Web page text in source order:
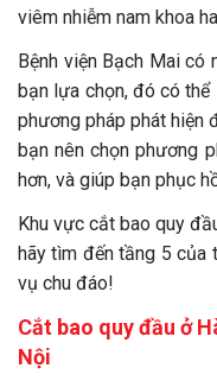
viêm nhiễm nam khoa
Bệnh viện Bạch Mai có
bạn lựa chọn, đó có
phương pháp phát hiện
bạn nên chọn phương
hơn, và giúp bạn phục
Khu vực cắt bao quy
hãy tìm đến tầng 5 của
vụ chu đáo!
Cắt bao quy đầu ở
Nội